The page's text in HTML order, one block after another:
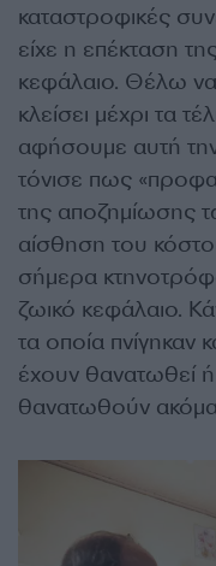
καταστροφικές
είχε η επέκταση
κεφάλαιο. Θέλω να
κλείσει μέχρι τα
αφήσουμε αυτή
τόνισε πως
της αποζημίωσης
αίσθηση του
σήμερα
ζωικό κεφάλαιο.
τα οποία πνίγηκαν
έχουν θανατωθεί
θανατωθούν